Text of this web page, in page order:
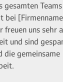
gesamten
bei
freuen uns sehr
und sind
die gemeinsame